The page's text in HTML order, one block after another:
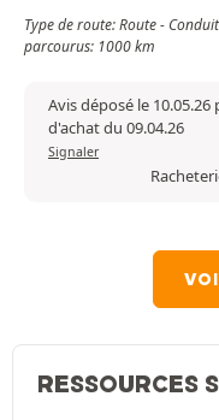
Type de route: Route -
parcourus: 1000 km
Avis déposé le
d'achat du 09.04.26
Signaler
RESSOURCES